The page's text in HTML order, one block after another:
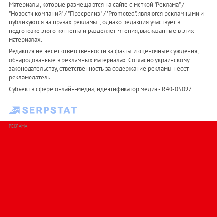
Материалы, которые размещаются на сайте с меткой "Реклама" /
"Новости компаний" / "Пресрелиз" / "Promoted", являются рекламными и
публикуются на правах рекламы. , однако редакция участвует в
подготовке этого контента и разделяет мнения, высказанные в этих
материалах.
Редакция не несет ответственности за факты и оценочные суждения,
обнародованные в рекламных материалах. Согласно украинскому
законодательству, ответственность за содержание рекламы несет
рекламодатель.
Субъект в сфере онлайн-медиа; идентификатор медиа - R40-05097
РЕКЛАМА